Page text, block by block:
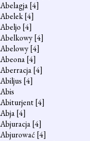
Abelagja[4]
Abelek[4]
Abeljo [4]
Abelkowy[4]
Abelowy[4]
Abeona[4]
Aberracja[4]
Abiljus [4]
Abis
Abiturjent[4]
Abja[4]
Abjuracja[4]
Abjurować [4]